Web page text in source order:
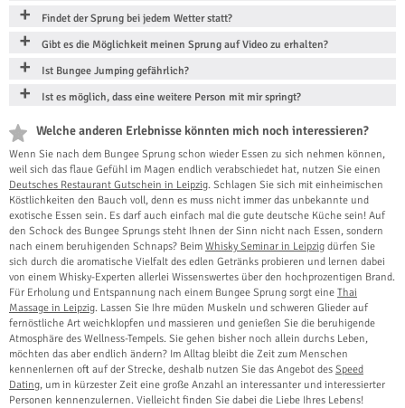
Findet der Sprung bei jedem Wetter statt?
Gibt es die Möglichkeit meinen Sprung auf Video zu erhalten?
Ist Bungee Jumping gefährlich?
Ist es möglich, dass eine weitere Person mit mir springt?
Welche anderen Erlebnisse könnten mich noch interessieren?
Wenn Sie nach dem Bungee Sprung schon wieder Essen zu sich nehmen können,
weil sich das flaue Gefühl im Magen endlich verabschiedet hat, nutzen Sie einen
Deutsches Restaurant Gutschein in Leipzig. Schlagen Sie sich mit einheimischen
Köstlichkeiten den Bauch voll, denn es muss nicht immer das unbekannte und
exotische Essen sein. Es darf auch einfach mal die gute deutsche Küche sein! Auf
den Schock des Bungee Sprungs steht Ihnen der Sinn nicht nach Essen, sondern
nach einem beruhigenden Schnaps? Beim Whisky Seminar in Leipzig dürfen Sie
sich durch die aromatische Vielfalt des edlen Getränks probieren und lernen dabei
von einem Whisky-Experten allerlei Wissenswertes über den hochprozentigen Brand.
Für Erholung und Entspannung nach einem Bungee Sprung sorgt eine Thai
Massage in Leipzig. Lassen Sie Ihre müden Muskeln und schweren Glieder auf
fernöstliche Art weichklopfen und massieren und genießen Sie die beruhigende
Atmosphäre des Wellness-Tempels. Sie gehen bisher noch allein durchs Leben,
möchten das aber endlich ändern? Im Alltag bleibt die Zeit zum Menschen
kennenlernen oft auf der Strecke, deshalb nutzen Sie das Angebot des Speed
Dating, um in kürzester Zeit eine große Anzahl an interessanter und interessierter
Personen kennenzulernen. Vielleicht finden Sie dabei die Liebe Ihres Lebens!